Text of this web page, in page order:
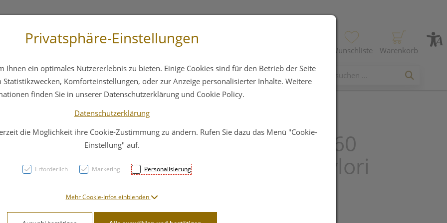
Wunschliste Warenkorb
Hautpflege Familie Nahrungsergänzung
Pylopass MONO 60
Kapseln bei H. pylori
33,93 EUR
Privatsphäre-Einstellungen
Ihnen ein optimales Nutzererlebnis zu bieten. Einige Cookies sind für den Betrieb der Seite
Komforteinstellungen, oder zur Anzeige personalisierter Inhalte. Weitere
finden Sie in unserer Datenschutzerklärung und Cookie Policy.
Datenschutzerklärung
die Möglichkeit ihre Cookie-Zustimmung zu ändern. Rufen Sie dazu das Menü "Cookie-
Einstellung" auf.
Erforderlich Marketing Personalisierung
Mehr Cookie-Infos einblenden